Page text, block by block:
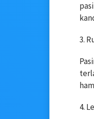
3.
4.